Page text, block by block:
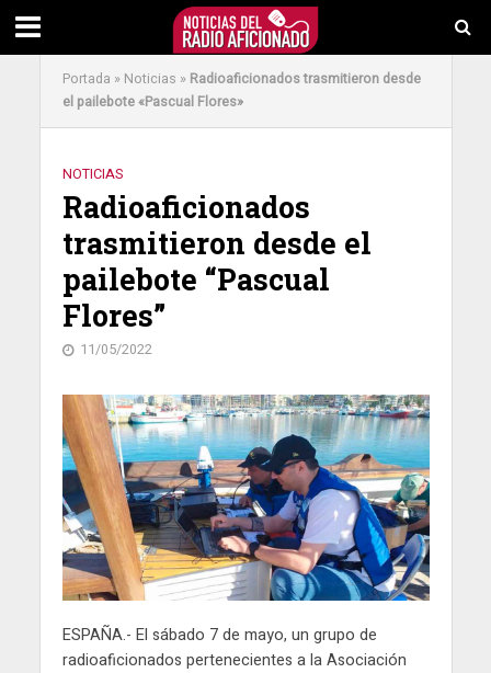
Portada » Noticias » Radioaficionados trasmitieron desde
el pailebote «Pascual Flores»
NOTICIAS
Radioaficionados
trasmitieron desde el
pailebote “Pascual
Flores”
11/05/2022
ESPAÑA.- El sábado 7 de mayo, un grupo de
radioaficionados pertenecientes a la Asociación